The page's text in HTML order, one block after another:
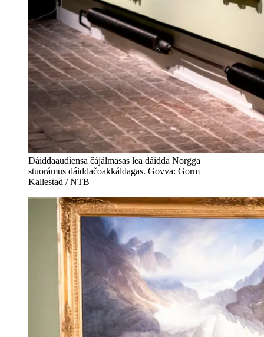
Dáiddaaudiensa čájálmasas lea dáidda Norgga
stuorámus dáiddačoakkáldagas. Govva: Gorm
Kallestad / NTB